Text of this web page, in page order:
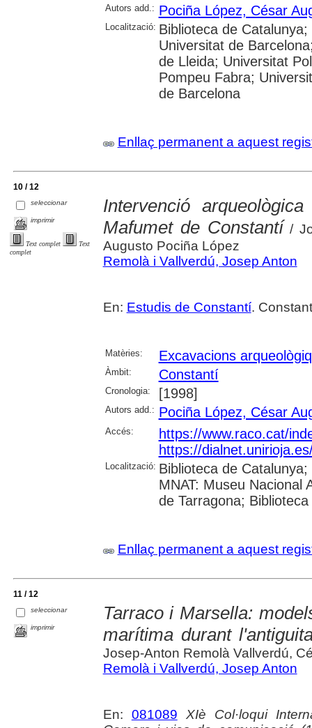
Autors add.: Pociña López, César
Localització: Biblioteca de
Universitat de
de Lleida; Universitat
Pompeu Fabra;
de Barcelona
Enllaç permanent a aquest
10 / 12
seleccionar
imprimir
Text complet
Text
complet
Intervenció
Mafumet de Constantí /
Augusto Pociña López
Remolà i Vallverdú, Josep Anton
En: Estudis de Constantí.
Matèries: Excavacions
Àmbit: Constantí
Cronologia: [1998]
Autors add.: Pociña López, César
Accés:
https://www.raco.cat/
https://
Localització: Biblioteca de
MNAT: Museu Nacional
de Tarragona;
Enllaç permanent a aquest
11 / 12
seleccionar
imprimir
Tarraco i Marsella:
marítima durant
Josep-Anton Remolà Vallverdú,
Remolà i Vallverdú, Josep Anton
En: 081089
XIè Col·loqui